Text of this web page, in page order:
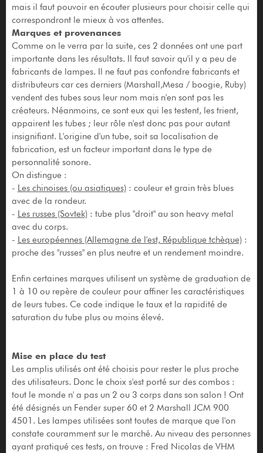
mais il faut pouvoir en écouter plusieurs pour choisir celle qui
correspondront le mieux à vos attentes.
Marques et provenances
Comme on le verra par la suite, ces 2 données ont une part
importante dans les résultats. Il faut savoir qu'il y a peu de
fabricants de lampes. Il ne faut pas confondre fabricants et
distributeurs car ces derniers (Marshall,Mesa / boogie, Ruby)
vendent des tubes sous leur nom mais n'en sont pas les
créateurs. Néanmoins, ce sont eux qui les testent, les trient,
appairent les tubes ; leur rôle n'est donc pas pour autant
insignifiant. L'origine d'un tube, soit sa localisation de
fabrication, est un facteur important dans le type de
personnalité sonore.
On distingue :
- Les chinoises (ou asiatiques) : couleur et grain très blues
avec de la rondeur.
- Les russes (Sovtek) : tube plus "droit" au son heavy metal
avec du corps.
- Les européennes (Allemagne de l'est, République tchèque) :
proche des "russes" en plus neutre et un rendement moindre.
Enfin certaines marques utilisent un système de graduation de
1 à 10 ou repère de couleur pour affiner les caractéristiques
de leurs tubes. Ce code indique le taux et la rapidité de
saturation du tube plus ou moins élevé.
Mise en place du test
Les amplis utilisés ont été choisis pour rester le plus proche
des utilisateurs. Donc le choix s'est porté sur des combos :
tout le monde n' a pas un 2 ou 3 corps dans son salon ! Ont
été désignés un Fender super 60 et 2 Marshall JCM 900
4501. Les lampes utilisées sont toutes de marque que l'on
constate couramment sur le marché. Au niveau des personnes
ayant pratiqué ces tests, on trouve : Fred Nicolas de VHM